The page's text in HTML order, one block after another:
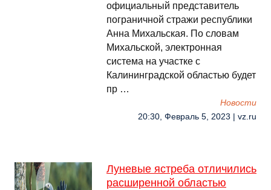
официальный представитель
пограничной стражи республики
Анна Михальская. По словам
Михальской, электронная
система на участке с
Калининградской областью будет
пр …
Новости
20:30, Февраль 5, 2023 | vz.ru
Луневые ястреба отличились
расширенной областью